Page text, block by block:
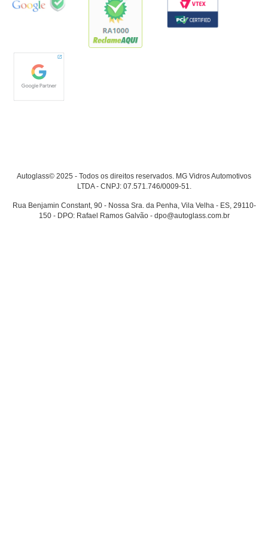
Autoglass© 2025 - Todos os direitos reservados. MG Vidros Automotivos
LTDA - CNPJ: 07.571.746/0009-51.
Rua Benjamin Constant, 90 - Nossa Sra. da Penha, Vila Velha - ES, 29110-
150 - DPO: Rafael Ramos Galvão - dpo@autoglass.com.br